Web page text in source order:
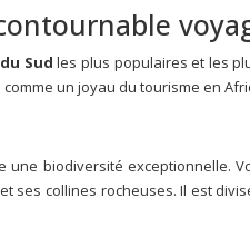
Sudles plus populaires et les
un joyau du tourisme en
biodiversité exceptionnelle.
ses collines rocheuses. Il est